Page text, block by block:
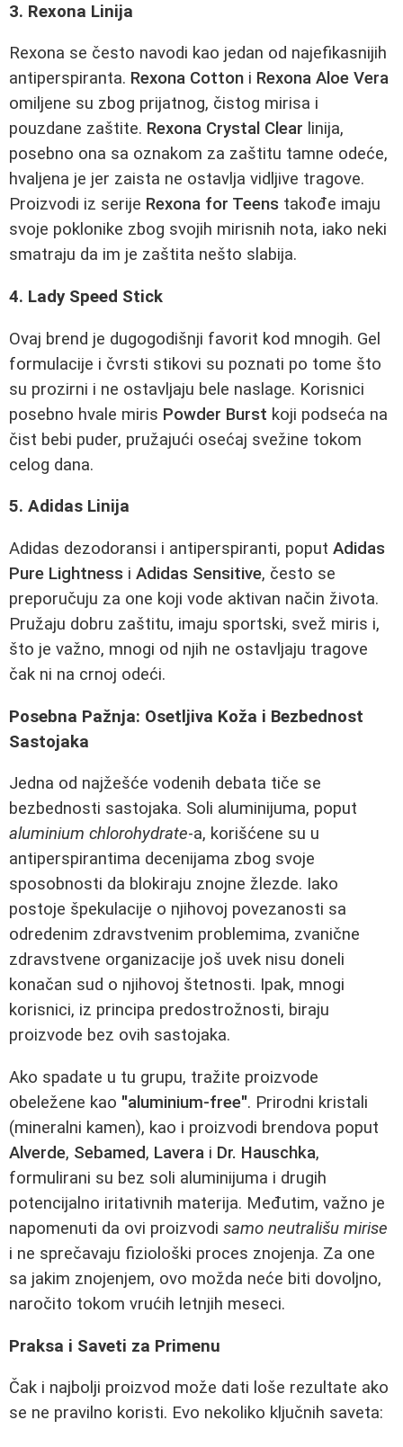
3. Rexona Linija
Rexona se često navodi kao jedan od najefikasnijih
antiperspiranta. Rexona Cotton i Rexona Aloe Vera
omiljene su zbog prijatnog, čistog mirisa i
pouzdane zaštite. Rexona Crystal Clear linija,
posebno ona sa oznakom za zaštitu tamne odeće,
hvaljena je jer zaista ne ostavlja vidljive tragove.
Proizvodi iz serije Rexona for Teens takođe imaju
svoje poklonike zbog svojih mirisnih nota, iako neki
smatraju da im je zaštita nešto slabija.
4. Lady Speed Stick
Ovaj brend je dugogodišnji favorit kod mnogih. Gel
formulacije i čvrsti stikovi su poznati po tome što
su prozirni i ne ostavljaju bele naslage. Korisnici
posebno hvale miris Powder Burst koji podseća na
čist bebi puder, pružajući osećaj svežine tokom
celog dana.
5. Adidas Linija
Adidas dezodoransi i antiperspiranti, poput Adidas
Pure Lightness i Adidas Sensitive, često se
preporučuju za one koji vode aktivan način života.
Pružaju dobru zaštitu, imaju sportski, svež miris i,
što je važno, mnogi od njih ne ostavljaju tragove
čak ni na crnoj odeći.
Posebna Pažnja: Osetljiva Koža i Bezbednost
Sastojaka
Jedna od najžešće vodenih debata tiče se
bezbednosti sastojaka. Soli aluminijuma, poput
aluminium chlorohydrate-a, korišćene su u
antiperspirantima decenijama zbog svoje
sposobnosti da blokiraju znojne žlezde. Iako
postoje špekulacije o njihovoj povezanosti sa
odredenim zdravstvenim problemima, zvanične
zdravstvene organizacije još uvek nisu doneli
konačan sud o njihovoj štetnosti. Ipak, mnogi
korisnici, iz principa predostrožnosti, biraju
proizvode bez ovih sastojaka.
Ako spadate u tu grupu, tražite proizvode
obeležene kao "aluminium-free". Prirodni kristali
(mineralni kamen), kao i proizvodi brendova poput
Alverde, Sebamed, Lavera i Dr. Hauschka,
formulirani su bez soli aluminijuma i drugih
potencijalno iritativnih materija. Međutim, važno je
napomenuti da ovi proizvodi samo neutrališu mirise
i ne sprečavaju fiziološki proces znojenja. Za one
sa jakim znojenjem, ovo možda neće biti dovoljno,
naročito tokom vrućih letnjih meseci.
Praksa i Saveti za Primenu
Čak i najbolji proizvod može dati loše rezultate ako
se ne pravilno koristi. Evo nekoliko ključnih saveta: